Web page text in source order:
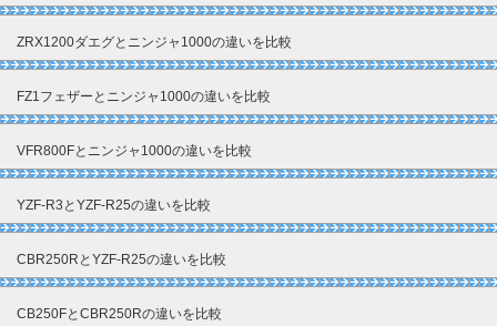
ZRX1200ダエグとニンジャ1000の違いを比較
FZ1フェザーとニンジャ1000の違いを比較
VFR800Fとニンジャ1000の違いを比較
YZF-R3とYZF-R25の違いを比較
CBR250RとYZF-R25の違いを比較
CB250FとCBR250Rの違いを比較